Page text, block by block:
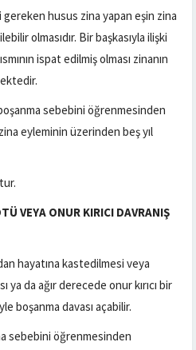
husus zina yapan eşin zina
olmasıdır. Bir başkasıyla ilişki
ispat edilmiş olması zinanın
sebebini öğrenmesinden
eyleminin üzerinden beş yıl
VEYA ONUR KIRICI DAVRANIŞ
hayatına kastedilmesi veya
ya da ağır derecede onur kırıcı bir
boşanma davası açabilir.
sebebini öğrenmesinden